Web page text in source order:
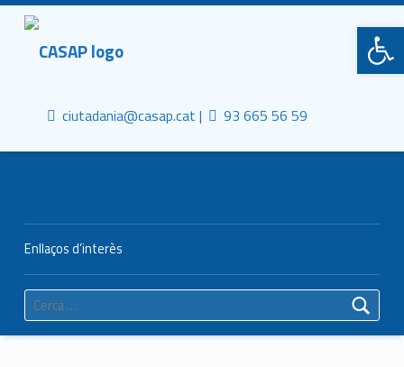
Obre la barra d'eines
ciutadania@casap.cat |
93 665 56 59
Header info sidebar
Enllaços d’interès
Cerca: